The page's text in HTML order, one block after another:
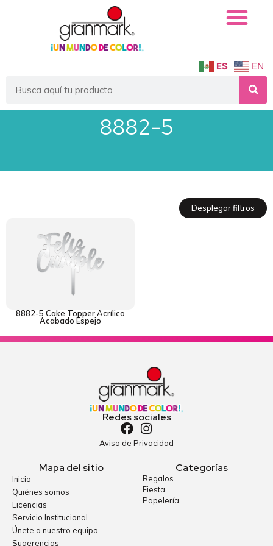
ES EN
8882-5
Desplegar filtros
8882-5 Cake Topper Acrílico
Acabado Espejo
Redes sociales
Aviso de Privacidad
Mapa del sitio
Inicio
Quiénes somos
Licencias
Servicio Institucional
Únete a nuestro equipo
Sugerencias
Categorías
Regalos
Fiesta
Papelería